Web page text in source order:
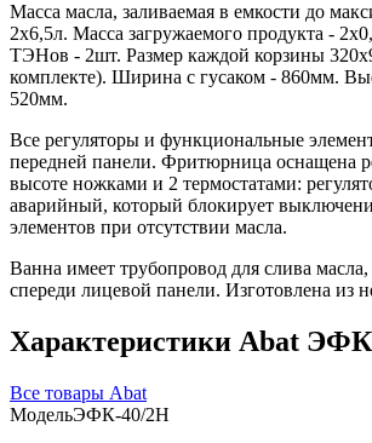
Масса масла, заливаемая в емкости до
2х6,5л. Масса загружаемого продукта -
ТЭНов - 2шт. Размер каждой корзины
комплекте). Ширина с гусаком - 860мм.
520мм.
Все регуляторы и функциональные
передней панели. Фритюрница оснащена
высоте ножками и 2 термостатами:
аварийный, который блокирует
элементов при отсутствии масла.
Ванна имеет трубопровод для слива
спереди лицевой панели. Изготовлена из
Характеристики Abat
Все товары Abat
МодельЭФК-40/2Н